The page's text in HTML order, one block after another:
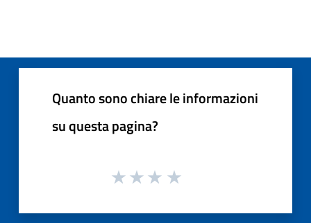
Quanto sono chiare le informazioni
su questa pagina?